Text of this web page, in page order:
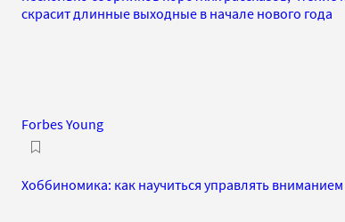
скрасит длинные выходные в начале нового года
Forbes Young
Хоббиномика: как научиться управлять